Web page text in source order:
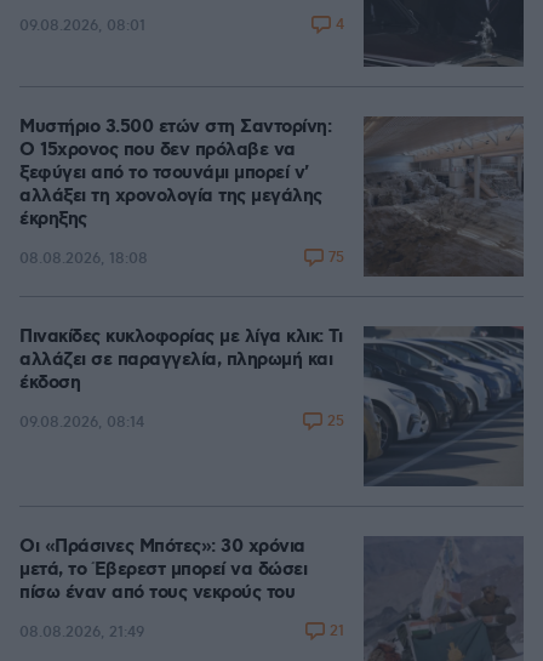
09.08.2026, 08:01 4
Μυστήριο 3.500 ετών στη Σαντορίνη:
Ο 15χρονος που δεν πρόλαβε να
ξεφύγει από το τσουνάμι μπορεί ν'
αλλάξει τη χρονολογία της μεγάλης
έκρηξης
08.08.2026, 18:08 75
Πινακίδες κυκλοφορίας με λίγα κλικ: Τι
αλλάζει σε παραγγελία, πληρωμή και
έκδοση
09.08.2026, 08:14 25
Οι «Πράσινες Μπότες»: 30 χρόνια
μετά, το Έβερεστ μπορεί να δώσει
πίσω έναν από τους νεκρούς του
08.08.2026, 21:49 21